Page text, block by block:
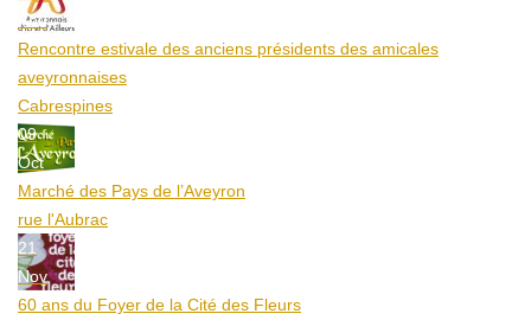
Aoû
Rencontre estivale des anciens présidents des amicales
aveyronnaises
Cabrespines
09
Oct
Marché des Pays de l’Aveyron
rue l'Aubrac
21
Nov
60 ans du Foyer de la Cité des Fleurs